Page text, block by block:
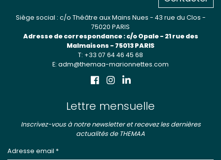
Siège social : c/o Théâtre aux Mains Nues - 43 rue du Clos -
75020 PARIS
Adresse de correspondance : c/o Opale - 21 rue des
Malmaisons - 75013 PARIS
T: +33 07 64 46 45 68
E: adm@themaa-marionnettes.com
Lettre mensuelle
Inscrivez-vous à notre newsletter et recevez les dernières
actualités de THEMAA
Adresse email *